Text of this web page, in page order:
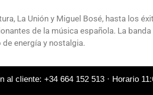
La Unión y Miguel Bosé, hasta los
de la música española. La
energía y nostalgia.
al cliente: +34 664 152 513 · Horario